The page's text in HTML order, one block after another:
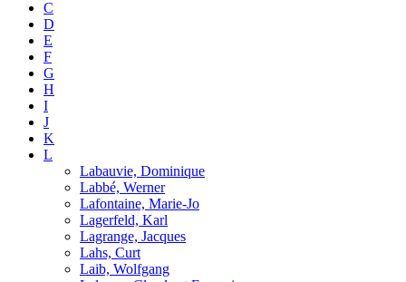
C
D
E
F
G
H
I
J
K
L
Labauvie, Dominique
Labbé, Werner
Lafontaine, Marie-Jo
Lagerfeld, Karl
Lagrange, Jacques
Lahs, Curt
Laib, Wolfgang